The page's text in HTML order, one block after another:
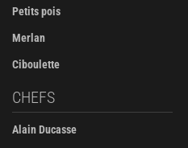
Petits pois
Merlan
Ciboulette
CHEFS
Alain Ducasse